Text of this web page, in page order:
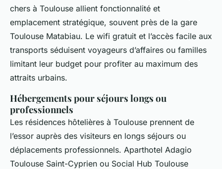
chers à Toulouse allient fonctionnalité et
emplacement stratégique, souvent près de la gare
Toulouse Matabiau. Le wifi gratuit et l’accès facile aux
transports séduisent voyageurs d’affaires ou familles
limitant leur budget pour profiter au maximum des
attraits urbains.
Hébergements pour séjours longs ou
professionnels
Les résidences hôtelières à Toulouse prennent de
l’essor auprès des visiteurs en longs séjours ou
déplacements professionnels. Aparthotel Adagio
Toulouse Saint-Cyprien ou Social Hub Toulouse